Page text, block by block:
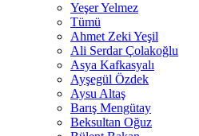
Yeşer Yelmez
Tümü
Ahmet Zeki Yeşil
Ali Serdar Çolakoğlu
Asya Kafkasyalı
Ayşegül Özdek
Aysu Altaş
Barış Mengütay
Beksultan Oğuz